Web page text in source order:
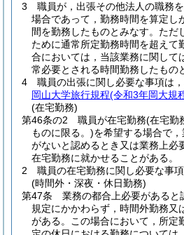
3
職員が，出張その他法人の職務
場合であって，勤務時間を算定し
間を勤務したものとみなす。 ただ
ために通常所定勤務時間を超えて
合においては，当該業務に関して
常必要とされる時間勤務したもの
4
職員の出張に関し必要な事項は
岡山大学旅行規程(令和3年岡大規
(在宅勤務)
第46条の2
職員が在宅勤務(在宅勤
ものに限る。)を希望する場合で
がないと認めるとき又は業務上必
在宅勤務に就かせることがある。
2
職員の在宅勤務に関し必要な事項
(時間外・深夜・休日勤務)
第47条
業務の都合上必要があると
規定にかかわらず，時間外勤務又
がある。
この場合において，所定